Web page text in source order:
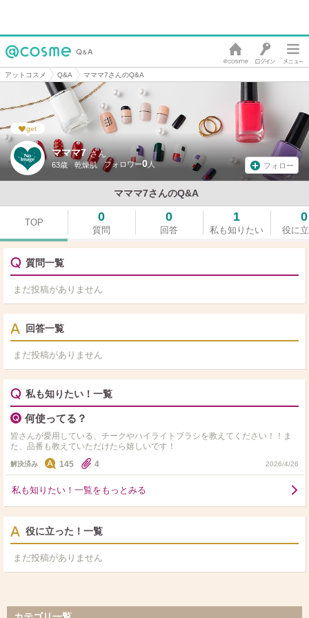
アットコスメ Q&A マママ7さんのQ&A
マママ7 さん
63歳 乾燥肌 0 フォロー
マママ7さんのQ&A
get
TOP 0
質問
0
回答
1
私も知りたい
0
役に
質問一覧
まだ投稿がありません
回答一覧
まだ投稿がありません
私も知りたい！一覧
何使ってる？
皆さんが愛用している、チークやハイライトブラシを教えてください！！ま
た、品番も教えていただけたら嬉しいです！
解決済み 145 4 2026/4/26
私も知りたい！一覧をもっとみる
役に立った！一覧
まだ投稿がありません